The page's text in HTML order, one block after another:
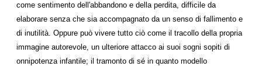
come sentimento dell'abbandono e della perdita, difficile da
elaborare senza che sia accompagnato da un senso di fallimento e
di inutilità. Oppure può vivere tutto ciò come il tracollo della propria
immagine autorevole, un ulteriore attacco ai suoi sogni sopiti di
onnipotenza infantile; il tramonto di sé in quanto modello